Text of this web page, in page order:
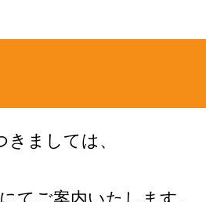
ましては、